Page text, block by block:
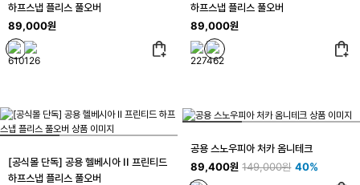
하프스냅 플리스 풀오버
89,000원
하프스냅 플리스 풀오버
89,000원
[공식몰 단독] 공용 헬베시아 II 프린티드
하프스냅 플리스 풀오버
공용 스노우피아 처카 옴니테크
89,400원 149,000원 40%